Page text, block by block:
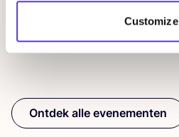
Customize
Workshop
Ontdek alle evenementen